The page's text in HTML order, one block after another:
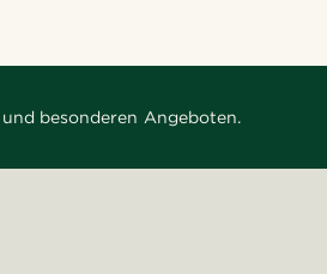
besonderen Angeboten.